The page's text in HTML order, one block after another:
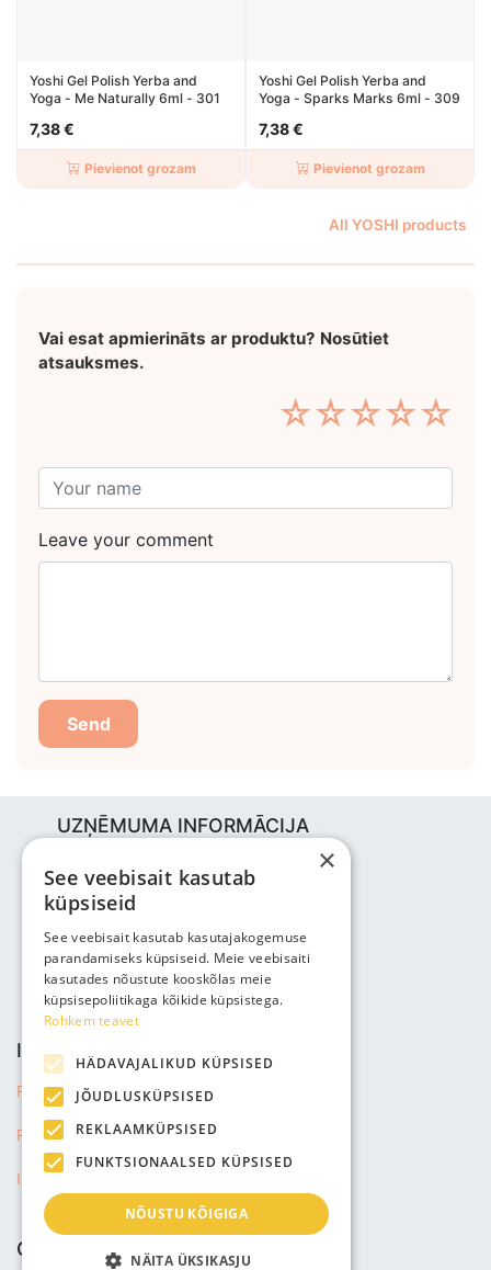
Yoshi Gel Polish Yerba and
Yoga - Me Naturally 6ml - 301
7,38 €
Pievienot grozam
Yoshi Gel Polish Yerba and
Yoga - Sparks Marks 6ml - 309
7,38 €
Pievienot grozam
All YOSHI products
Vai esat apmierināts ar produktu? Nosūtiet
atsauksmes.
☆
☆
☆
☆
☆
Leave your comment
Send
UZŅĒMUMA INFORMĀCIJA
Vabaõhukooli tee 4, Tallinn, 12013
Reg nr: 14690362
PVN: EE102147285
Tālrunis: +3725143691
info@bjuti.ee
INFORMĀCIJA
Privātuma politika
Pārdošanas noteikumi
Informācija par sūtījumu
COMPANY
×
See veebisait kasutab
küpsiseid
See veebisait kasutab kasutajakogemuse
parandamiseks küpsiseid. Meie veebisaiti
kasutades nõustute kooskõlas meie
küpsisepoliitikaga kõikide küpsistega.
Rohkem teavet
HÄDAVAJALIKUD KÜPSISED
JÕUDLUSKÜPSISED
REKLAAMKÜPSISED
FUNKTSIONAALSED KÜPSISED
NÕUSTU KÕIGIGA
NÄITA ÜKSIKASJU